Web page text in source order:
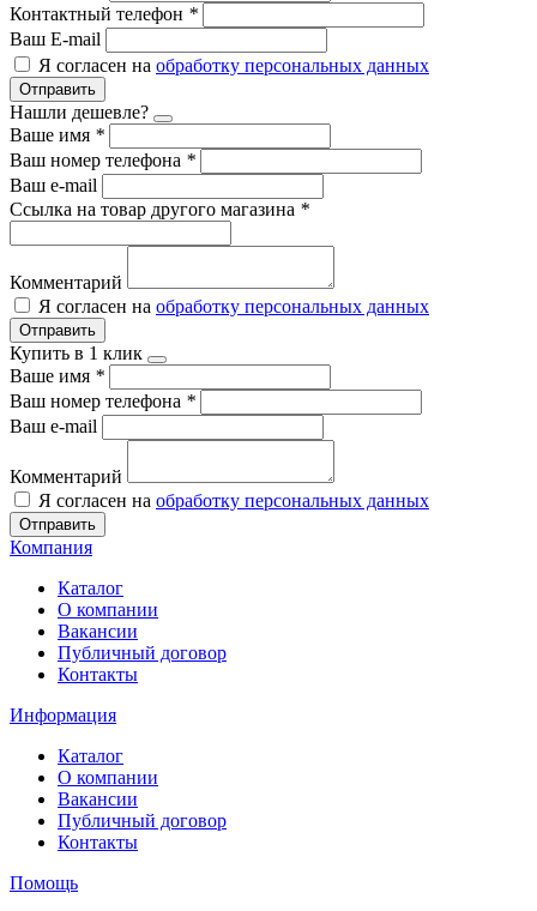
Контактный телефон *
Ваш E-mail
Я согласен на обработку персональных данных
Отправить
Нашли дешевле?
Ваше имя *
Ваш номер телефона *
Ваш e-mail
Ссылка на товар другого магазина *
Комментарий
Я согласен на обработку персональных данных
Отправить
Купить в 1 клик
Ваше имя *
Ваш номер телефона *
Ваш e-mail
Комментарий
Я согласен на обработку персональных данных
Отправить
Компания
Каталог
О компании
Вакансии
Публичный договор
Контакты
Информация
Каталог
О компании
Вакансии
Публичный договор
Контакты
Помощь